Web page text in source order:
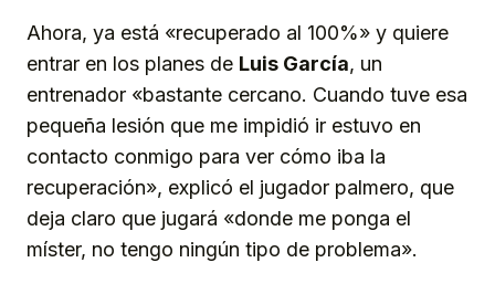
Ahora, ya está «recuperado al 100%» y quiere
entrar en los planes de Luis García, un
entrenador «bastante cercano. Cuando tuve esa
pequeña lesión que me impidió ir estuvo en
contacto conmigo para ver cómo iba la
recuperación», explicó el jugador palmero, que
deja claro que jugará «donde me ponga el
míster, no tengo ningún tipo de problema».